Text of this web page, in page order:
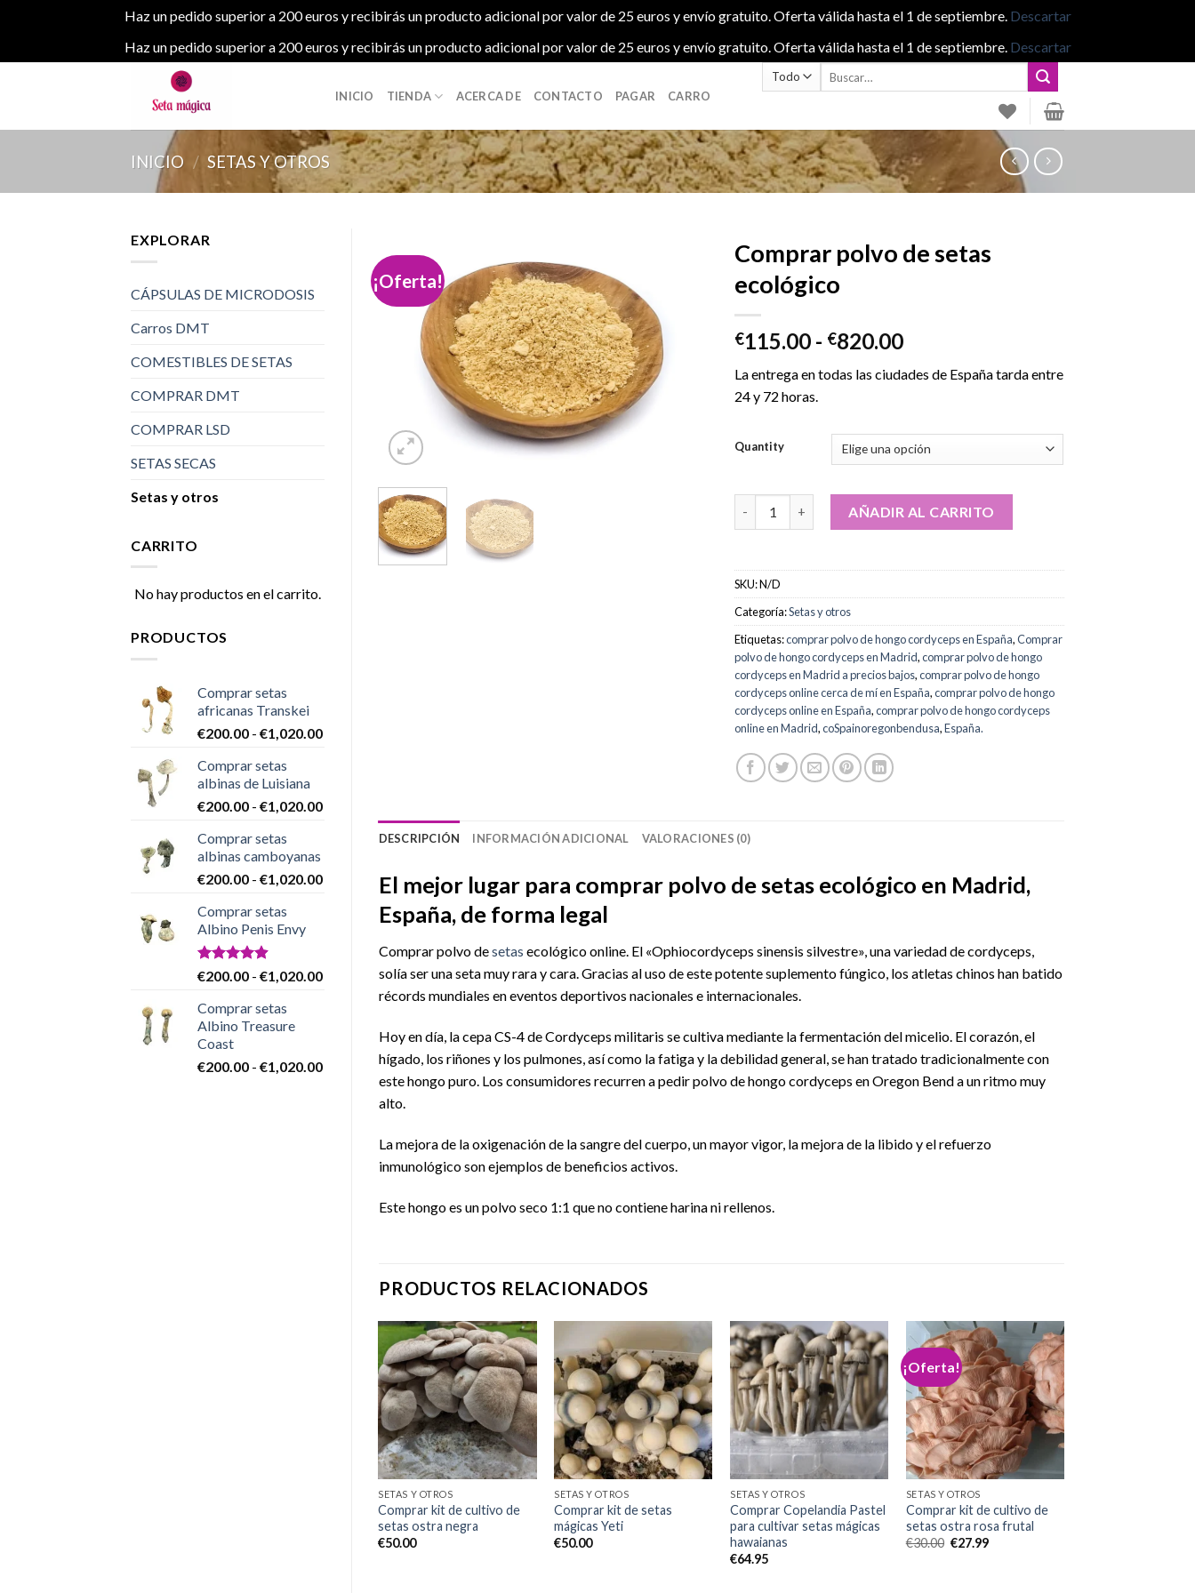
Haz un pedido superior a 200 euros y recibirás un producto adicional por valor de 25 euros y envío gratuito. Oferta válida hasta el 1 de septiembre. Descartar
Haz un pedido superior a 200 euros y recibirás un producto adicional por valor de 25 euros y envío gratuito. Oferta válida hasta el 1 de septiembre. Descartar
INICIO TIENDA ACERCA DE CONTACTO PAGAR CARRO
Buscar
INICIO / SETAS Y OTROS
EXPLORAR
CÁPSULAS DE MICRODOSIS
Carros DMT
COMESTIBLES DE SETAS
COMPRAR DMT
COMPRAR LSD
SETAS SECAS
Setas y otros
CARRITO
No hay productos en el carrito.
PRODUCTOS
Comprar setas
africanas Transkei
€200.00 - €1,020.00Rango
€200.00
€1,020.00
Comprar setas
albinas de Luisiana
€200.00 - €1,020.00Rango
€200.00
€1,020.00
Comprar setas
albinas camboyanas
€200.00 - €1,020.00Rango
hasta
Comprar setas
Albino Penis Envy
Valorado
de 5
€200.00 - €1,020.00Rango
hasta
€1,020.00
Comprar setas
Albino Treasure
Coast
€200.00 - €1,020.00Rango
€1,020.00
¡Oferta!
Add to
wishlist
Comprar polvo de setas
ecológico
€115.00 - €820.00Rango
precios:
hasta
€820.00
La entrega en todas las ciudades de España tarda entre
24 y 72 horas.
Quantity
Comprar polvo de setas ecológico cantidad
AÑADIR AL CARRITO
SKU:N/D
Categoría:Setas y otros
Etiquetas:comprar polvo de hongo cordyceps en España,Comprar
polvo de hongo cordyceps en Madrid,comprar polvo de hongo
cordyceps en Madrid a precios bajos,comprar polvo de hongo
cordyceps online cerca de mí en España,comprar polvo de hongo
cordyceps online en España,comprar polvo de hongo cordyceps
online en Madrid,coSpainoregonbendusa,España.
DESCRIPCIÓN INFORMACIÓN ADICIONAL VALORACIONES (0)
El mejor lugar para comprar polvo de setas ecológico en Madrid,
España, de forma legal
Comprar polvo desetas ecológico online. El «Ophiocordyceps sinensis silvestre», una variedad de cordyceps,
solía ser una seta muy rara y cara. Gracias al uso de este potente suplemento fúngico, los atletas chinos han batido
récords mundiales en eventos deportivos nacionales e internacionales.
Hoy en día, la cepa CS-4 de Cordyceps militaris se cultiva mediante la fermentación del micelio. El corazón, el
hígado, los riñones y los pulmones, así como la fatiga y la debilidad general, se han tratado tradicionalmente con
este hongo puro. Los consumidores recurren a pedir polvo de hongo cordyceps en Oregon Bend a un ritmo muy
alto.
La mejora de la oxigenación de la sangre del cuerpo, un mayor vigor, la mejora de la libido y el refuerzo
inmunológico son ejemplos de beneficios activos.
Este hongo es un polvo seco 1:1 que no contiene harina ni rellenos.
PRODUCTOS RELACIONADOS
Add to
wishlist
SETAS Y OTROS
Comprar kit de cultivo de
setas ostra negra
€50.00
Add to
wishlist
SETAS Y OTROS
Comprar kit de setas
mágicas Yeti
€50.00
Add to
wishlist
SETAS Y OTROS
Comprar Copelandia Pastel
para cultivar setas mágicas
hawaianas
€64.95
¡Oferta!
Add to
wishlist
SETAS Y OTROS
Comprar kit de cultivo de
setas ostra rosa frutal
€30.00 El
€27.99El